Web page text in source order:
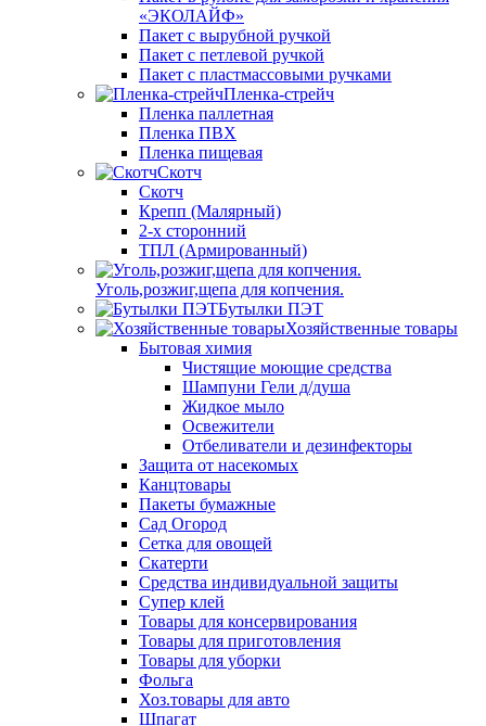
«ЭКОЛАЙФ»
Пакет с вырубной ручкой
Пакет с петлевой ручкой
Пакет с пластмассовыми ручками
Пленка-стрейч
Пленка паллетная
Пленка ПВХ
Пленка пищевая
Скотч
Скотч
Крепп (Малярный)
2-х сторонний
ТПЛ (Армированный)
Уголь,розжиг,щепа для копчения.
Бутылки ПЭТ
Хозяйственные товары
Бытовая химия
Чистящие моющие средства
Шампуни Гели д/душа
Жидкое мыло
Освежители
Отбеливатели и дезинфекторы
Защита от насекомых
Канцтовары
Пакеты бумажные
Сад Огород
Сетка для овощей
Скатерти
Средства индивидуальной защиты
Супер клей
Товары для консервирования
Товары для приготовления
Товары для уборки
Фольга
Хоз.товары для авто
Шпагат